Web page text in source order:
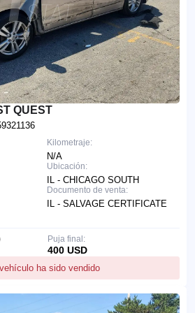
QUEST
Kilometraje:
N/A
Ubicación:
IL - CHICAGO SOUTH
Documento de venta:
IL - SALVAGE CERTIFICATE
ha sido vendido
Puja final:
400 USD